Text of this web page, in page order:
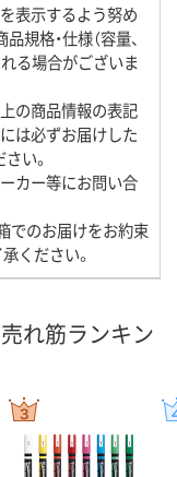
表示するよう努め
規格・仕様（容量、
れる場合がございま
の商品情報の表記
は必ずお届けした
い。
カー等にお問い合
でのお届けをお約束
ください。
れ筋ランキン